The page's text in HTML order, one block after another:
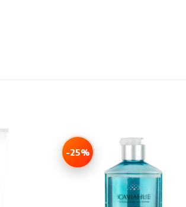
-25%